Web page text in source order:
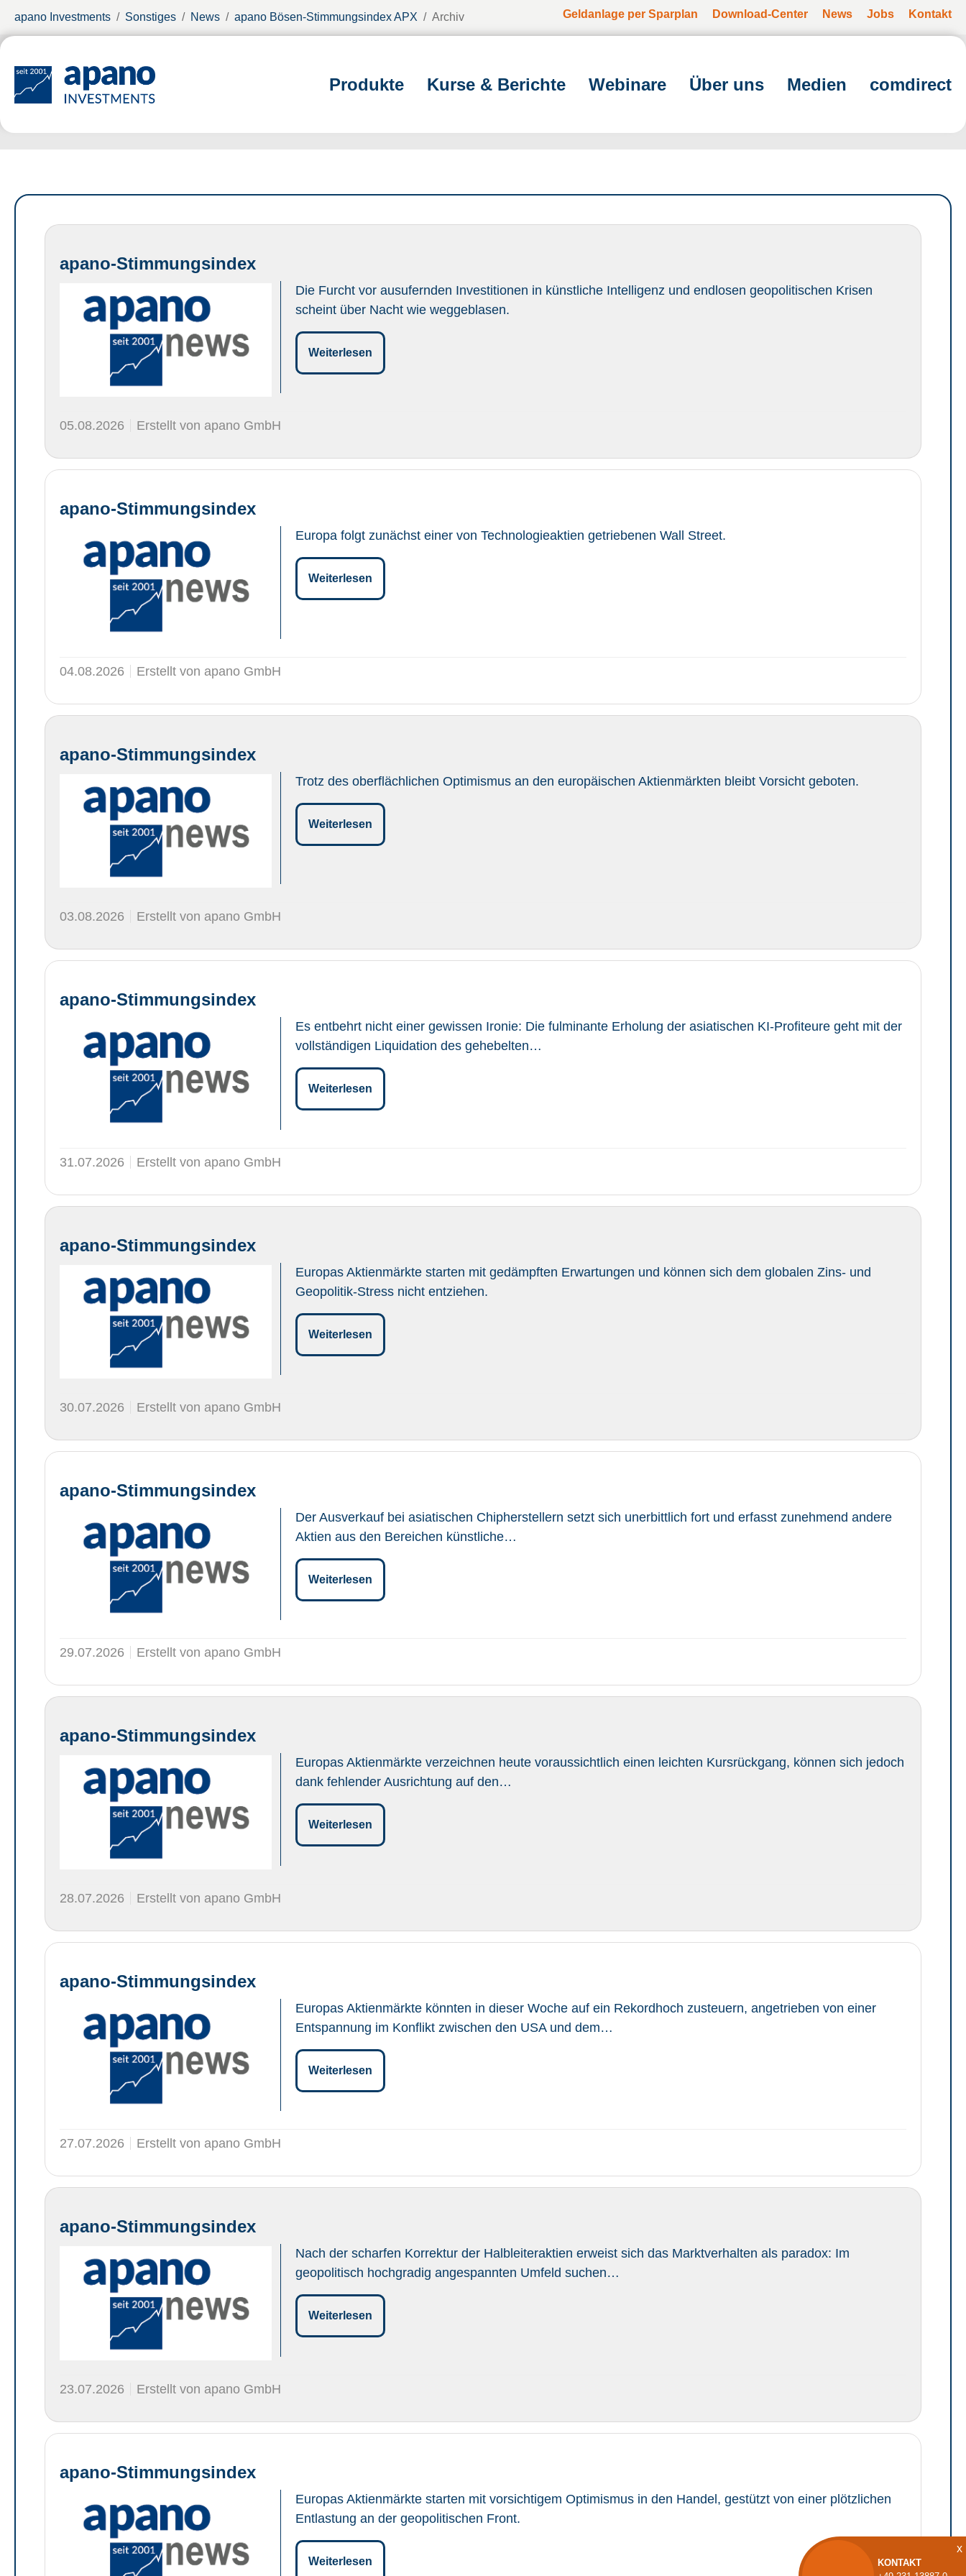
Geldanlage per Sparplan Download-Center News Jobs Kontakt
Produkte Kurse & Berichte Webinare Über uns Medien comdirect
Sie sind hier:
apano Investments Sonstiges News apano Bösen-Stimmungsindex APX Archiv
apano-Stimmungsindex
Die Furcht vor ausufernden Investitionen in künstliche Intelligenz und endlosen geopolitischen Krisen
scheint über Nacht wie weggeblasen.
Weiterlesen
05.08.2026 Erstellt von apano GmbH
apano-Stimmungsindex
Europa folgt zunächst einer von Technologieaktien getriebenen Wall Street.
Weiterlesen
04.08.2026 Erstellt von apano GmbH
apano-Stimmungsindex
Trotz des oberflächlichen Optimismus an den europäischen Aktienmärkten bleibt Vorsicht geboten.
Weiterlesen
03.08.2026 Erstellt von apano GmbH
apano-Stimmungsindex
Es entbehrt nicht einer gewissen Ironie: Die fulminante Erholung der asiatischen KI-Profiteure geht mit der
vollständigen Liquidation des gehebelten…
Weiterlesen
31.07.2026 Erstellt von apano GmbH
apano-Stimmungsindex
Europas Aktienmärkte starten mit gedämpften Erwartungen und können sich dem globalen Zins- und
Geopolitik-Stress nicht entziehen.
Weiterlesen
30.07.2026 Erstellt von apano GmbH
apano-Stimmungsindex
Der Ausverkauf bei asiatischen Chipherstellern setzt sich unerbittlich fort und erfasst zunehmend andere
Aktien aus den Bereichen künstliche…
Weiterlesen
29.07.2026 Erstellt von apano GmbH
apano-Stimmungsindex
Europas Aktienmärkte verzeichnen heute voraussichtlich einen leichten Kursrückgang, können sich jedoch
dank fehlender Ausrichtung auf den…
Weiterlesen
28.07.2026 Erstellt von apano GmbH
apano-Stimmungsindex
Europas Aktienmärkte könnten in dieser Woche auf ein Rekordhoch zusteuern, angetrieben von einer
Entspannung im Konflikt zwischen den USA und dem…
Weiterlesen
27.07.2026 Erstellt von apano GmbH
apano-Stimmungsindex
Nach der scharfen Korrektur der Halbleiteraktien erweist sich das Marktverhalten als paradox: Im
geopolitisch hochgradig angespannten Umfeld suchen…
Weiterlesen
23.07.2026 Erstellt von apano GmbH
apano-Stimmungsindex
Europas Aktienmärkte starten mit vorsichtigem Optimismus in den Handel, gestützt von einer plötzlichen
Entlastung an der geopolitischen Front.
Weiterlesen
KONTAKT
x